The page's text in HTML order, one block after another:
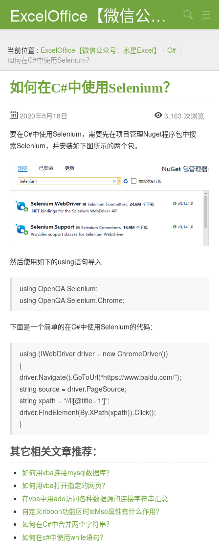
ExcelOffice【微信公众号：水星Excel】
资源下载
VBA代码大全
WORD VBA
PPT VBA
Excel图表
Python
C#
当前位置 : ExcelOffice【微信公众号：水星Excel】 / C# /
如何在C#中使用Selenium？
如何在C#中使用Selenium？
2020年8月18日
3,163 次浏览
要在C#中使用Selenium，需要先在项目管理Nuget程序包中搜
索Selenium，并安装如下图所示的两个包。
然后使用如下的using语句导入
using OpenQA.Selenium;
using OpenQA.Selenium.Chrome;
下面是一个简单的在C#中使用Selenium的代码：
using (IWebDriver driver = new ChromeDriver())
{
driver.Navigate().GoToUrl(“https://www.baidu.com/”);
string source = driver.PageSource;
string xpath = “//li[@title=’1′]”;
driver.FindElement(By.XPath(xpath)).Click();
}
其它相关文章推荐：
如何用vba连接mysql数据库？
如何用vba打开指定的网页？
在vba中用ado访问各种数据源的连接字符串汇总
自定义ribbon功能区时idMso属性有什么作用？
如何在C#中合并两个字符串？
如何在c#中使用while语句？